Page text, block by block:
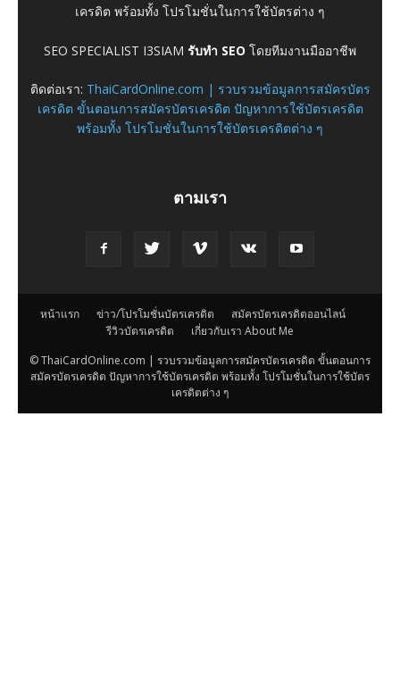
เครดิต พร้อมทั้ง โปรโมชั่นในการใช้บัตรต่าง ๆ
SEO SPECIALIST I3SIAM รับทำ SEO โดยทีมงานมืออาชีพ
ติดต่อเรา: ThaiCardOnline.com | รวบรวมข้อมูลการสมัครบัตร
เครดิต ขั้นตอนการสมัครบัตรเครดิต ปัญหาการใช้บัตรเครดิต
พร้อมทั้ง โปรโมชั่นในการใช้บัตรเครดิตต่าง ๆ
ตามเรา
หน้าแรก ข่าว/โปรโมชั่นบัตรเครดิต
สมัครบัตรเครดิตออนไลน์
รีวิวบัตรเครดิต
เกี่ยวกับเรา About Me
© ThaiCardOnline.com | รวบรวมข้อมูลการสมัครบัตรเครดิต ขั้นตอนการ
สมัครบัตรเครดิต ปัญหาการใช้บัตรเครดิต พร้อมทั้ง โปรโมชั่นในการใช้บัตร
เครดิตต่าง ๆ